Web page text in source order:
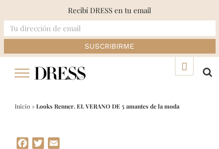
Inicio »Looks Renner. EL VERANO DE 5 amantes de la moda
Facebook
Twitter
Recibí DRESS en tu email